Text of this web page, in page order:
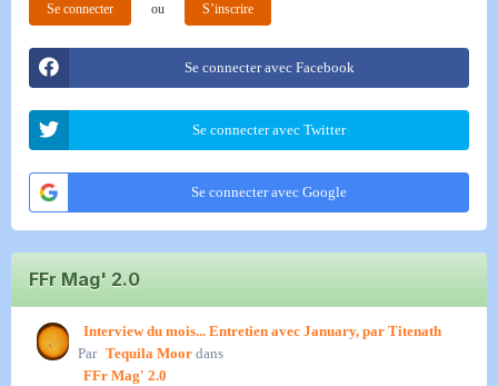
Se connecter ou S’inscrire
Se connecter avec Facebook
Se connecter avec Twitter
Se connecter avec Google
FFr Mag' 2.0
Interview du mois... Entretien avec January, par Titenath
Par Tequila Moor dans
FFr Mag' 2.0